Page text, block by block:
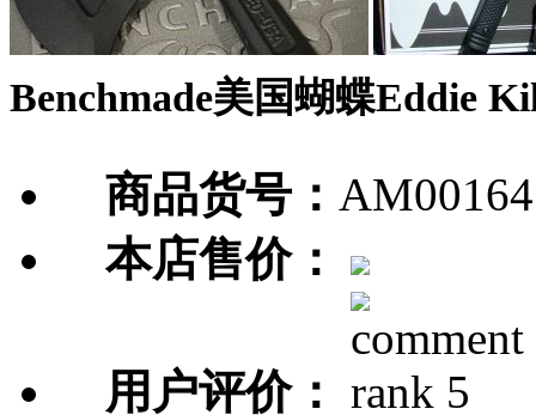
Benchmade美国蝴蝶Eddie
商品货号：
本店售价：
用户评价：